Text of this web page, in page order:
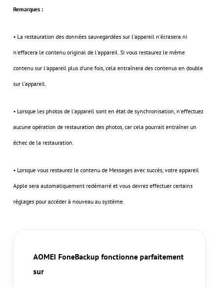
Remarques :
• La restauration des données sauvegardées sur l'appareil n'écrasera ni
n'effacera le contenu original de l'appareil. Si vous restaurez le même
contenu sur l'appareil plus d'une fois, cela entraînera des contenus en double
sur l'appareil.
• Lorsque les photos de l'appareil sont en état de synchronisation, n'effectuez
aucune opération de restauration des photos, car cela pourrait entraîner un
échec de la restauration.
• Lorsque vous restaurez le contenu de Messages avec succès, votre appareil
Apple sera automatiquement redémarré et vous devrez effectuer certains
réglages pour accéder à nouveau au système.
AOMEI FoneBackup fonctionne parfaitement
sur